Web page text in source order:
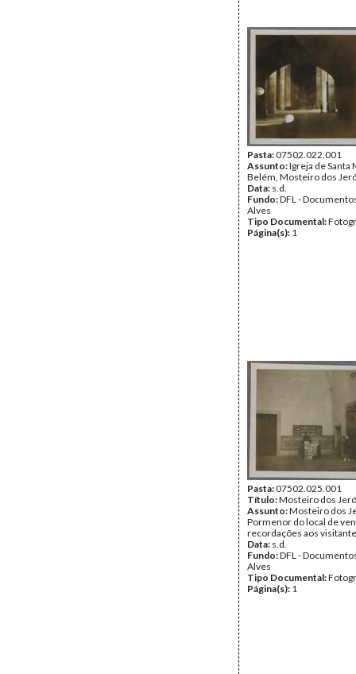
Pasta:07502.022.001
Assunto:Igreja de Santa
Belém, Mosteiro dos
Data: s.d.
Fundo:DFL -
Alves
Tipo Documental:
Página(s): 1
Pasta:07502.025.001
Título:Mosteiro dos
Assunto:Mosteiro dos
Pormenor do local de
recordações aos
Data: s.d.
Fundo:DFL -
Alves
Tipo Documental:
Página(s): 1